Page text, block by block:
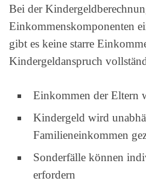
Bei der
Einkommenskomponenten
gibt es keine starre
Kindergeldanspruch
Einkommen der Eltern
Kindergeld wird
Familieneinkommen
Sonderfälle können
erfordern